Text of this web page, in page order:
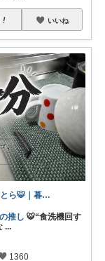
いいね
ゆきとら🐯｜暮らしをラクにしたいパパ
推し 🐯“食洗機回す
...
1360